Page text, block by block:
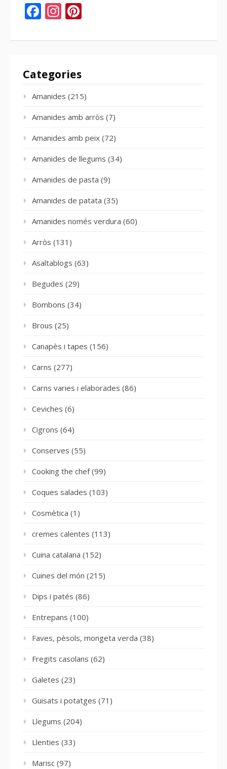
Facebook
Instagram
Categories
Amanides (215)
Amanides amb arròs (7)
Amanides amb peix (72)
Amanides de llegums (34)
Amanides de pasta (9)
Amanides de patata (35)
Amanides només verdura (60)
Arròs (131)
Asaltablogs (63)
Begudes (29)
Bombons (34)
Brous (25)
Canapès i tapes (156)
Carns (277)
Carns varies i elaborades (86)
Ceviches (6)
Cigrons (64)
Conserves (55)
Cooking the chef(99)
Coques salades (103)
Cosmètica (1)
cremes calentes (113)
Cuina catalana (152)
Cuines del món (215)
Dips i patés (86)
Entrepans (100)
Faves, pèsols, mongeta verda (38)
Fregits casolans (62)
Galetes (23)
Guisats i potatges (71)
Llegums (204)
Llenties (33)
Marisc (97)